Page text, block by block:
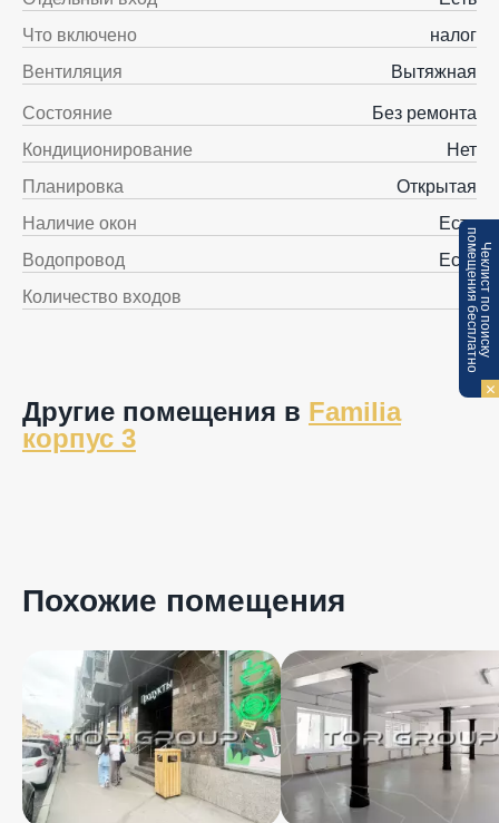
Что включено
налог
Вентиляция
Вытяжная
Состояние
Без ремонта
Кондиционирование
Нет
Планировка
Открытая
Наличие окон
Есть
Водопровод
Есть
Количество входов
1
Другие помещения в Familia
корпус 3
Похожие помещения
Ч
е
к
л
и
с
т
п
о
п
о
и
с
к
у
по
м
е
щ
е
н
и
я
б
е
с
п
л
а
т
н
о
×